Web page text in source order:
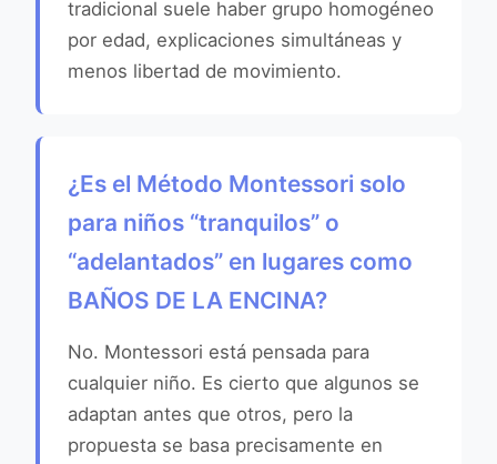
tradicional suele haber grupo homogéneo
por edad, explicaciones simultáneas y
menos libertad de movimiento.
¿Es el Método Montessori solo
para niños “tranquilos” o
“adelantados” en lugares como
BAÑOS DE LA ENCINA?
No. Montessori está pensada para
cualquier niño. Es cierto que algunos se
adaptan antes que otros, pero la
propuesta se basa precisamente en